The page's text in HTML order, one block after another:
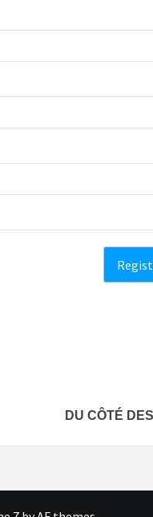
DU CÔTÉ